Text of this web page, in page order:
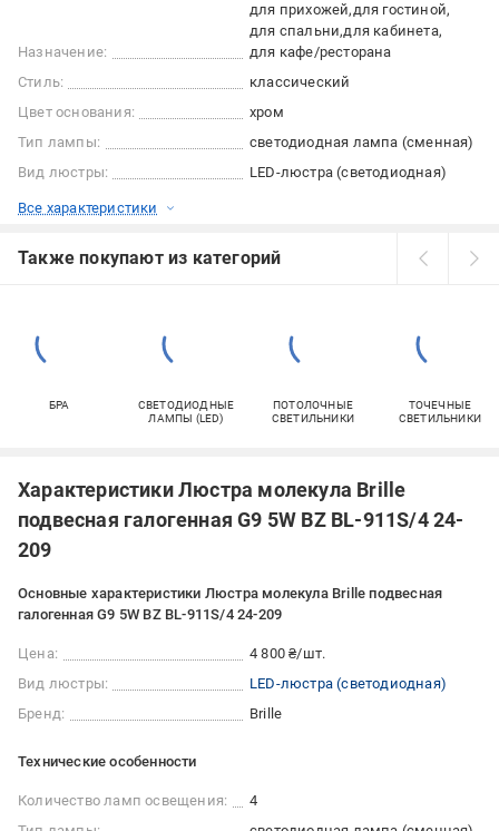
Назначение:
для прихожей для гостиной
для спальни для кабинета
для кафе/ресторана
Стиль:
классический
Цвет основания:
хром
Тип лампы:
светодиодная лампа (сменная)
Вид люстры:
LED-люстра (светодиодная)
Все характеристики
Также покупают из категорий
БРА
СВЕТОДИОДНЫЕ
ЛАМПЫ (LED)
ПОТОЛОЧНЫЕ
СВЕТИЛЬНИКИ
ТОЧЕЧНЫЕ
СВЕТИЛЬНИКИ
Характеристики Люстра молекула Brille
подвесная галогенная G9 5W BZ BL-911S/4 24-
209
Основные характеристики Люстра молекула Brille подвесная
галогенная G9 5W BZ BL-911S/4 24-209
Цена:
4 800 ₴/шт.
Вид люстры:
LED-люстра (светодиодная)
Бренд:
Brille
Технические особенности
Количество ламп освещения:
4